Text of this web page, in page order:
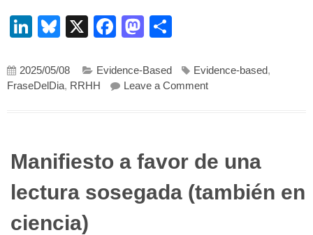
LinkedIn
Bluesky
X Facebook
Mastodon
2025/05/08 Evidence-Based Evidence-based,
FraseDelDia, RRHH Leave a Commenton El sorprendente
Manifiesto a favor de una
lectura sosegada (también en
ciencia)